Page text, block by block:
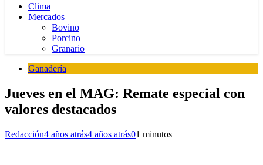
Clima
Mercados
Bovino
Porcino
Granario
Ganadería
Jueves en el MAG: Remate especial con
valores destacados
Redacción4 años atrás4 años atrás01 minutos